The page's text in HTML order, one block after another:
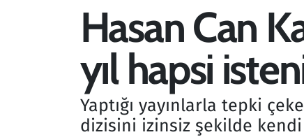
Hasan Can
yıl hapsi
Yaptığı yayınlarla tepki
dizisini izinsiz şekilde kendi
Savunma Sanayi
Seçim 2023